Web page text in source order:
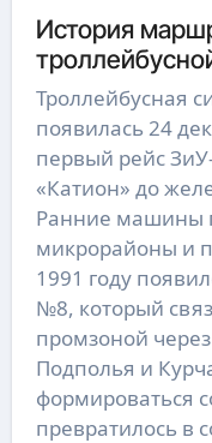
История
Троллейбусная
появилась 24
первый рейс
«Катион» до
Ранние машины
микрорайоны и
1991 году
№8, который
промзоной
Подполья и
формироваться
превратилось в